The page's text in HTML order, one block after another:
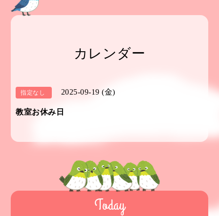
カレンダー
指定なし 2025-09-19 (金)
教室お休み日
Today